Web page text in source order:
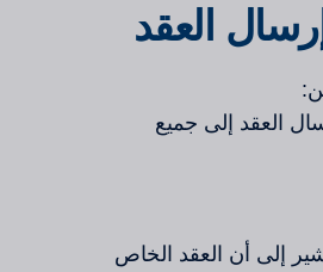
العقد إلى جميع
إلى أن العقد الخاص